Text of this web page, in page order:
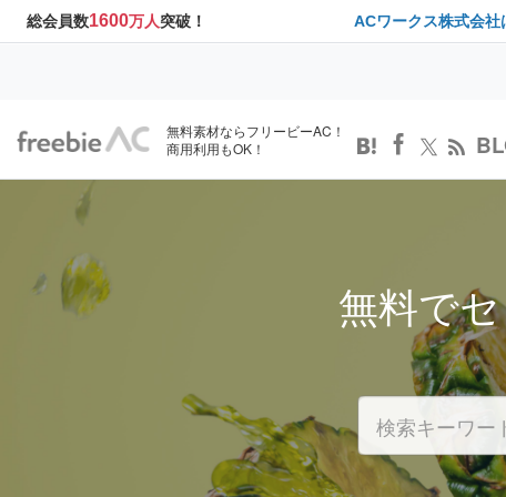
総会員数1600万人突破！ ACワークス株式会
無料素材ならフリービーAC！
商用利用もOK！
無料で